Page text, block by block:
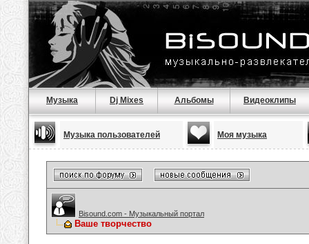
Музыка Dj Mixes Альбомы Видеоклипы
Музыка пользователей Моя музыка
Bisound.com - Музыкальный портал
Ваше творчество